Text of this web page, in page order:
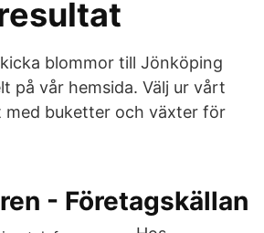
blommor till Jönköping
på vår hemsida. Välj ur vårt
med buketter och växter för
- Företagskällan